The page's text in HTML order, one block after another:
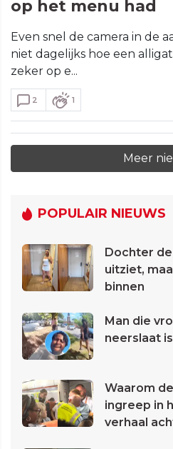
op het menu had
Even snel de camera in de
niet dagelijks hoe een
zeker op e...
2 1
Meer
POPULAIR NIEUWS
Dochter
uitziet,
binnen
Man die
neerslaat
Waarom
ingreep in
verhaal